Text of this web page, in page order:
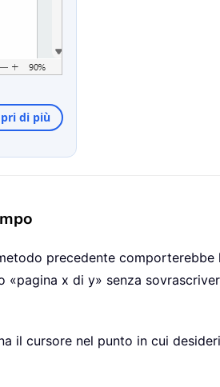
di più
precedente
x di y» senza
il cursore nel punto in cui